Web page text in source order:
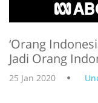
‘Orang
Jadi Orang
25 Jan 2020